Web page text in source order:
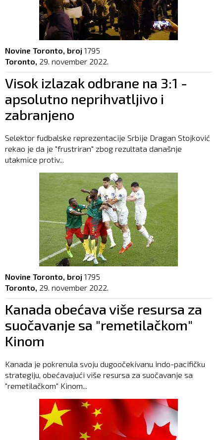
Novine Toronto, broj 1795
Toronto, 29. november 2022.
Visok izlazak odbrane na 3:1 -
apsolutno neprihvatljivo i
zabranjeno
Selektor fudbalske reprezentacije Srbije Dragan Stojković
rekao je da je "frustriran" zbog rezultata današnje
utakmice protiv...
Novine Toronto, broj 1795
Toronto, 29. november 2022.
Kanada obećava više resursa za
suočavanje sa "remetilačkom"
Kinom
Kanada je pokrenula svoju dugoočekivanu indo-pacifičku
strategiju, obećavajući više resursa za suočavanje sa
"remetilačkom" Kinom...